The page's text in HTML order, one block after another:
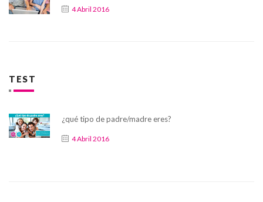
4 Abril 2016
TEST
¿qué tipo de padre/madre eres?
4 Abril 2016